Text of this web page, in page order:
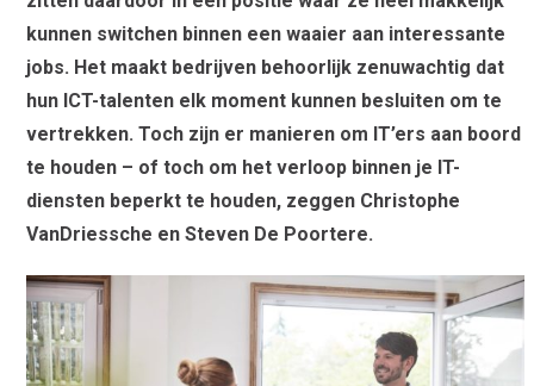
kunnen switchen binnen een waaier aan interessante
jobs. Het maakt bedrijven behoorlijk zenuwachtig dat
hun ICT-talenten elk moment kunnen besluiten om te
vertrekken. Toch zijn er manieren om IT’ers aan boord
te houden – of toch om het verloop binnen je IT-
diensten beperkt te houden, zeggen Christophe
VanDriessche en Steven De Poortere.